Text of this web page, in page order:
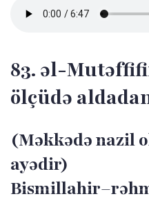
83. əl-
ölçüdə
(Məkkədə nazil
ayədir)